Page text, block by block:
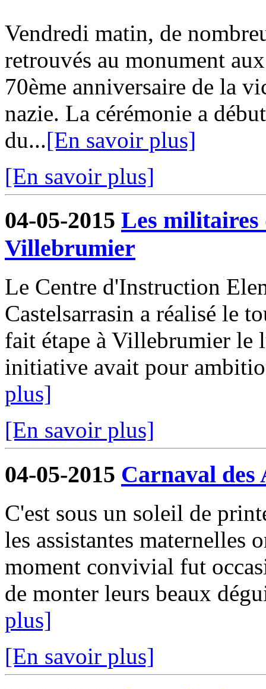
Vendredi matin, de
retrouvés au monument
70ème anniversaire de la
nazie. La cérémonie a
du...[En savoir plus]
[En savoir plus]
04-05-2015 Les militaires
Villebrumier
Le Centre d'Instruction
Castelsarrasin a réalisé le
fait étape à Villebrumier le
initiative avait pour
plus]
[En savoir plus]
04-05-2015 Carnaval des
C'est sous un soleil de
les assistantes maternelles
moment convivial fut
de monter leurs beaux
plus]
[En savoir plus]